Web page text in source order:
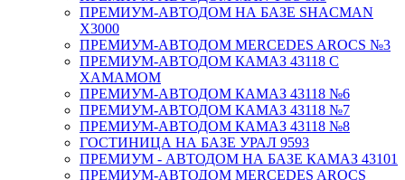
ПРЕМИУМ-АВТОДОМ НА БАЗЕ SHACMAN
X3000
ПРЕМИУМ-АВТОДОМ MERCEDES AROCS №3
ПРЕМИУМ-АВТОДОМ КАМАЗ 43118 С
ХАМАМОМ
ПРЕМИУМ-АВТОДОМ КАМАЗ 43118 №6
ПРЕМИУМ-АВТОДОМ КАМАЗ 43118 №7
ПРЕМИУМ-АВТОДОМ КАМАЗ 43118 №8
ГОСТИНИЦА НА БАЗЕ УРАЛ 9593
ПРЕМИУМ - АВТОДОМ НА БАЗЕ КАМАЗ 43101
ПРЕМИУМ-АВТОДОМ MERCEDES AROCS